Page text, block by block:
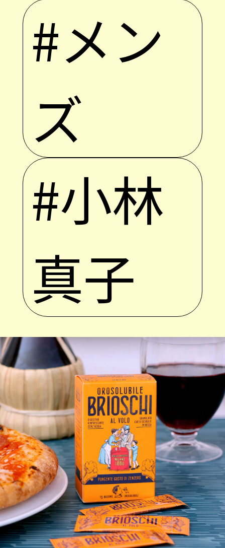
#メン
ズ
#小林
真子